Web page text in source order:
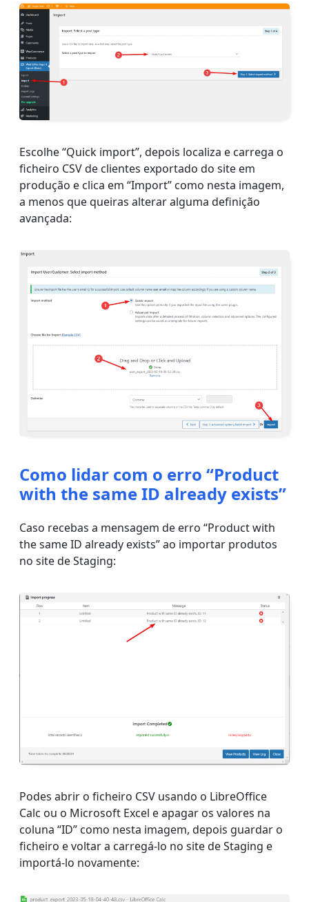
Escolhe “Quick import”, depois localiza e carrega o
ficheiro CSV de clientes exportado do site em
produção e clica em “Import” como nesta imagem,
a menos que queiras alterar alguma definição
avançada:
Como lidar com o erro “Product
with the same ID already exists”
Caso recebas a mensagem de erro “Product with
the same ID already exists” ao importar produtos
no site de Staging:
Podes abrir o ficheiro CSV usando o LibreOffice
Calc ou o Microsoft Excel e apagar os valores na
coluna “ID” como nesta imagem, depois guardar o
ficheiro e voltar a carregá-lo no site de Staging e
importá-lo novamente: